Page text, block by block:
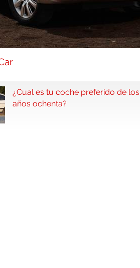
¿Cual es tu coche preferido de los
años ochenta?